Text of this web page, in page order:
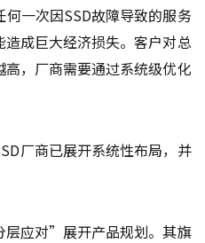
一次因SSD故障导致的服务
成巨大经济损失。客户对总
，厂商需要通过系统级优化
厂商已展开系统性布局，并
应对”展开产品规划。其旗